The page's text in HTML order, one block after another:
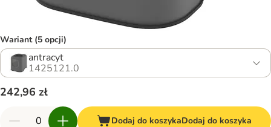
Wariant (5 opcji)
antracyt
1425121.0
242,96 zł
Dodaj do koszykaDodaj do koszyka